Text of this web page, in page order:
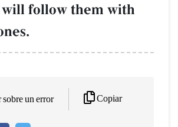
follow them with
un error Copiar